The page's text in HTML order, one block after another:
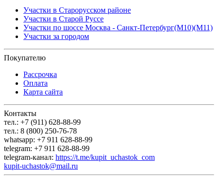
Участки в Старорусском районе
Участки в Старой Руссе
Участки по шоссе Москва - Санкт-Петербург(М10)(М11)
Участки за городом
Покупателю
Рассрочка
Оплата
Карта сайта
Контакты
тел.: +7 (911) 628-88-99
тел.: 8 (800) 250-76-78
whatsapp: +7 911 628-88-99
telegram: +7 911 628-88-99
telegram-канал: https://t.me/kupit_uchastok_com
kupit-uchastok@mail.ru